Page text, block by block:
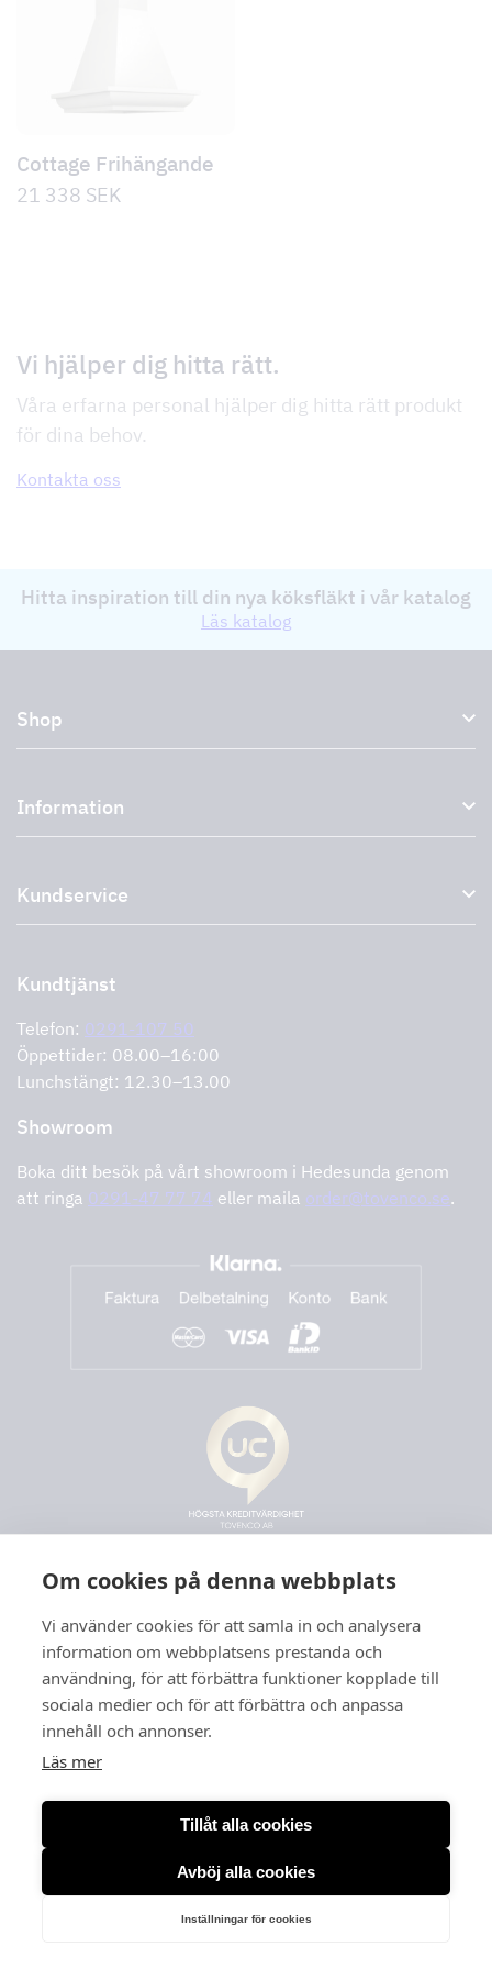
Om cookies på denna webbplats
Vi använder cookies för att samla in och analysera
information om webbplatsens prestanda och
användning, för att förbättra funktioner kopplade till
sociala medier och för att förbättra och anpassa
innehåll och annonser.
Läs mer
Tillåt alla cookies
Avböj alla cookies
Inställningar för cookies
Cottage Frihängande
21 338 SEK
Vi hjälper dig hitta rätt.
Våra erfarna personal hjälper dig hitta rätt produkt
för dina behov.
Kontakta oss
Hitta inspiration till din nya köksfläkt i vår katalog
Läs katalog
Shop
Externa fläktar
Plasmafilter
Outlet
Storköksprodukter PRO
Information
Miljö
Support och service
Cookies
Integritetspolicy
Kundservice
Retur av produkt
Support och service
Kundtjänst
Telefon: 0291-107 50
Öppettider: 08.00–16:00
Lunchstängt: 12.30–13.00
Showroom
Boka ditt besök på vårt showroom i Hedesunda genom
att ringa 0291-47 77 74 eller maila order@tovenco.se.
Org. nr: 556166-3260